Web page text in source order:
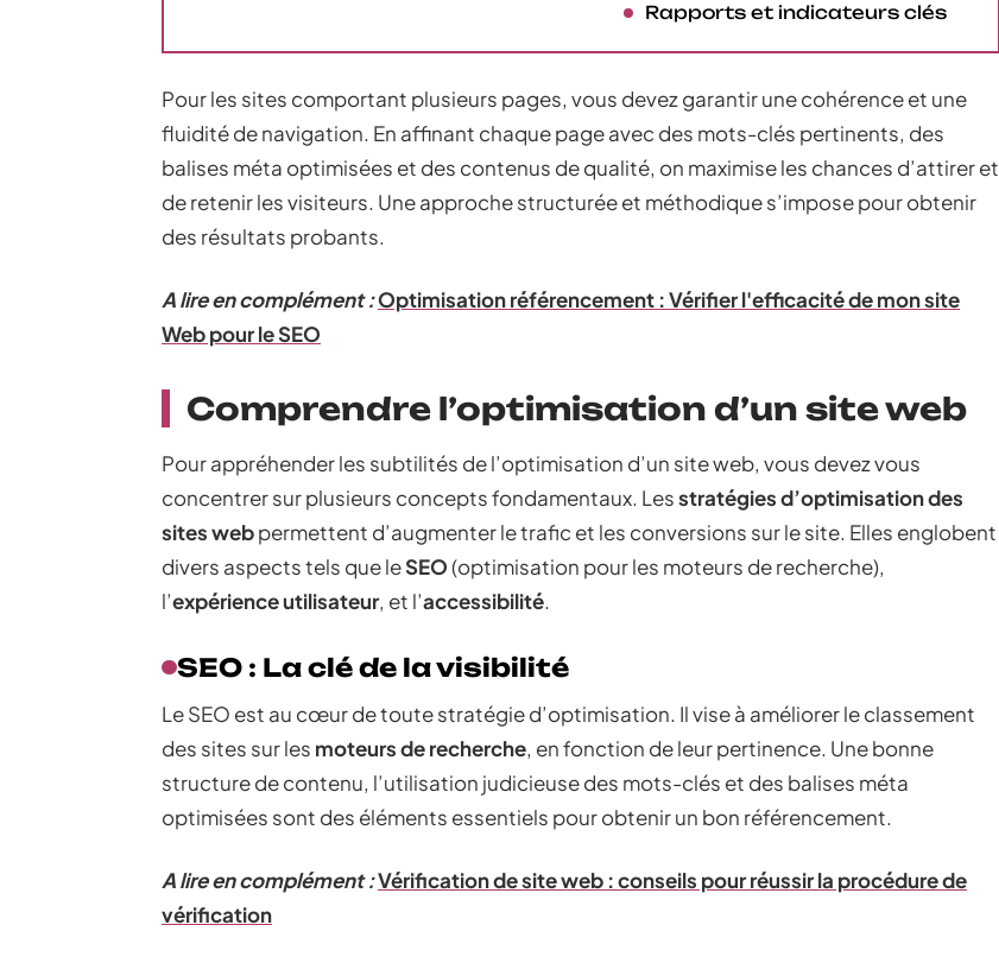
Rapports et indicateurs clés
Pour les sites comportant plusieurs pages, vous devez garantir une cohérence et une
fluidité de navigation. En affinant chaque page avec des mots-clés pertinents, des
balises méta optimisées et des contenus de qualité, on maximise les chances d’attirer et
de retenir les visiteurs. Une approche structurée et méthodique s’impose pour obtenir
des résultats probants.
A lire en complément :Optimisation référencement : Vérifier l'efficacité de mon site
Web pour le SEO
Comprendre l’optimisation d’un site web
Pour appréhender les subtilités de l’optimisation d’un site web, vous devez vous
concentrer sur plusieurs concepts fondamentaux. Lesstratégies d’optimisation des
sites webpermettent d’augmenter le trafic et les conversions sur le site. Elles englobent
divers aspects tels que leSEO(optimisation pour les moteurs de recherche),
l’expérience utilisateur, et l’accessibilité.
SEO : La clé de la visibilité
Le SEO est au cœur de toute stratégie d’optimisation. Il vise à améliorer le classement
des sites sur les moteurs de recherche, en fonction de leur pertinence. Une bonne
structure de contenu, l’utilisation judicieuse des mots-clés et des balises méta
optimisées sont des éléments essentiels pour obtenir un bon référencement.
A lire en complément :Vérification de site web : conseils pour réussir la procédure de
vérification